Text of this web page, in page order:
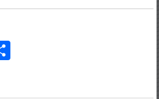
Teilen